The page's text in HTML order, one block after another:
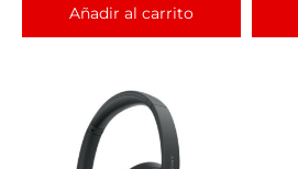
Añadir al carrito